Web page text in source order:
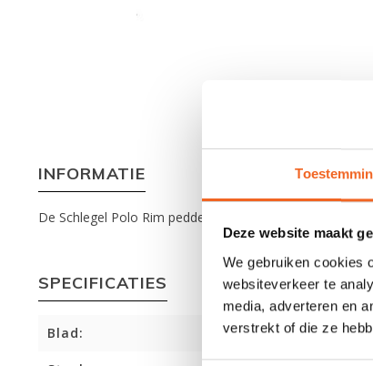
Deze website maakt
We gebruiken cookies
websiteverkeer te
media, adverteren en
verstrekt of die ze
INFORMATIE
De Schlegel Polo Rim peddel is een mooie, stevige
SPECIFICATIES
Blad: